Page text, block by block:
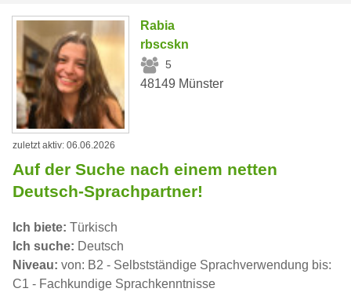
Rabia
rbscskn
5
48149 Münster
zuletzt aktiv: 06.06.2026
Auf der Suche nach einem netten
Deutsch-Sprachpartner!
Ich biete: Türkisch
Ich suche: Deutsch
Niveau: von: B2 - Selbstständige Sprachverwendung bis:
C1 - Fachkundige Sprachkenntnisse